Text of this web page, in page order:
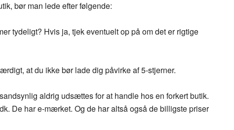
bør man lede efter følgende:
tydeligt? Hvis ja, tjek eventuelt op på om det er rigtige
at du ikke bør lade dig påvirke af 5-stjerner.
aldrig udsættes for at handle hos en forkert butik.
De har e-mærket. Og de har altså også de billigste priser